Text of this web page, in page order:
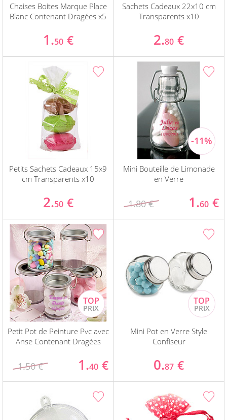
Chaises Boites Marque Place
Blanc Contenant Dragées x5
1.50 €
Sachets Cadeaux 22x10 cm
Transparents x10
2.80 €
Petits Sachets Cadeaux 15x9
cm Transparents x10
2.50 €
Mini Bouteille de Limonade
en Verre
1.80 € 1.60 €
Petit Pot de Peinture Pvc avec
Anse Contenant Dragées
1.50 € 1.40 €
Mini Pot en Verre Style
Confiseur
0.87 €